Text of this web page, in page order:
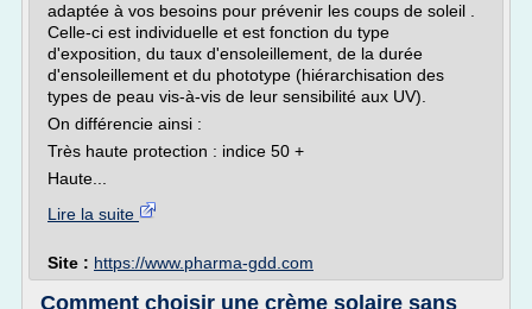
adaptée à vos besoins pour prévenir les coups de soleil .
Celle-ci est individuelle et est fonction du type
d'exposition, du taux d'ensoleillement, de la durée
d'ensoleillement et du phototype (hiérarchisation des
types de peau vis-à-vis de leur sensibilité aux UV).
On différencie ainsi :
Très haute protection : indice 50 +
Haute...
Lire la suite
Site : https://www.pharma-gdd.com
Comment choisir une crème solaire sans